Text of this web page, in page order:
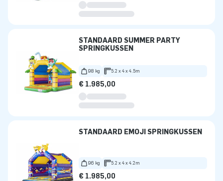
STANDAARD SUMMER PARTY
SPRINGKUSSEN
98 kg 5.2 x 4 x 4.5m
€ 1.985,00
STANDAARD EMOJI SPRINGKUSSEN
96 kg 5.2 x 4 x 4.2m
€ 1.985,00